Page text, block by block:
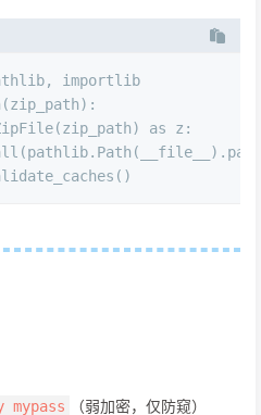
importlib
(zip_path):
as z:
mypass
（弱加密，仅防窥）